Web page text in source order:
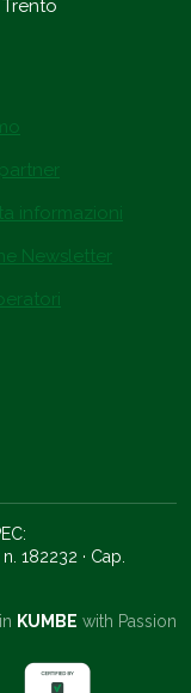
informazioni
Newsletter
182232 · Cap.
KUMBE with Passion